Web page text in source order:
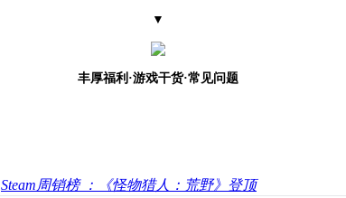
▼
丰厚福利 ·游戏干货·常见问题
Steam周销榜 ：《怪物猎人：荒野》登顶